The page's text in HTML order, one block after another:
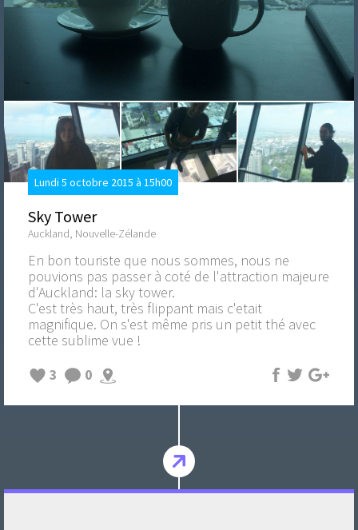
Lundi 5 octobre 2015 à 15h00
Sky Tower
Auckland, Nouvelle-Zélande
En bon touriste que nous sommes, nous ne
pouvions pas passer à coté de l'attraction majeure
d'Auckland: la sky tower.
C'est très haut, très flippant mais c'etait
magnifique. On s'est même pris un petit thé avec
cette sublime vue !
3
0